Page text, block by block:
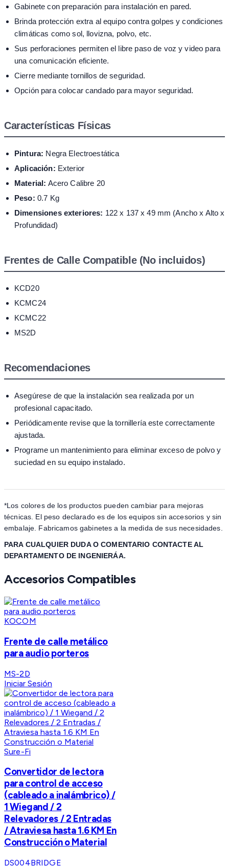
Gabinete con preparación para instalación en pared.
Brinda protección extra al equipo contra golpes y condiciones
climáticas como sol, llovizna, polvo, etc.
Sus perforaciones permiten el libre paso de voz y video para
una comunicación eficiente.
Cierre mediante tornillos de seguridad.
Opción para colocar candado para mayor seguridad.
Características Físicas
Pintura: Negra Electroestática
Aplicación: Exterior
Material: Acero Calibre 20
Peso: 0.7 Kg
Dimensiones exteriores: 122 x 137 x 49 mm (Ancho x Alto x
Profundidad)
Frentes de Calle Compatible (No incluidos)
KCD20
KCMC24
KCMC22
MS2D
Recomendaciones
Asegúrese de que la instalación sea realizada por un
profesional capacitado.
Periódicamente revise que la tornillería este correctamente
ajustada.
Programe un mantenimiento para eliminar exceso de polvo y
suciedad en su equipo instalado.
*Los colores de los productos pueden cambiar para mejoras
técnicas. El peso declarado es de los equipos sin accesorios y sin
embalaje. Fabricamos gabinetes a la medida de sus necesidades.
PARA CUALQUIER DUDA O COMENTARIO CONTACTE AL
DEPARTAMENTO DE INGENIERÁA.
Accesorios Compatibles
KOCOM
Frente de calle metálico
para audio porteros
MS-2D
Iniciar Sesión
Sure-Fi
Convertidor de lectora
para control de acceso
(cableado a inalámbrico) /
1 Wiegand / 2
Relevadores / 2 Entradas
/ Atraviesa hasta 1.6 KM En
Construcción o Material
DS004BRIDGE